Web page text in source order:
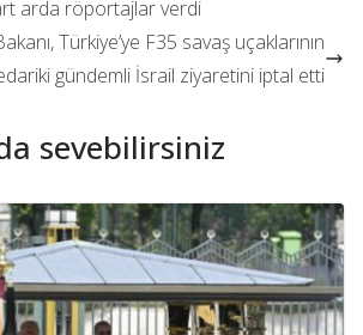
arda röportajlar verdi
Türkiye’ye F35 savaş uçaklarının
gündemli İsrail ziyaretini iptal etti
sevebilirsiniz